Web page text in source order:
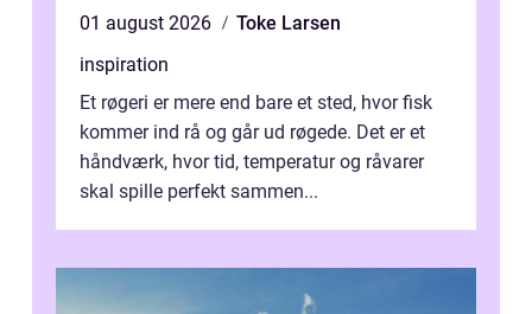
01 august 2026
Toke Larsen
inspiration
Et røgeri er mere end bare et sted, hvor fisk
kommer ind rå og går ud røgede. Det er et
håndværk, hvor tid, temperatur og råvarer
skal spille perfekt sammen...